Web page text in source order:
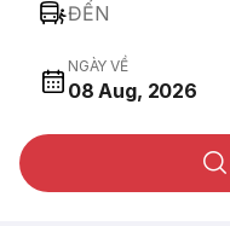
ĐẾN
NGÀY VỀ
08 Aug, 2026